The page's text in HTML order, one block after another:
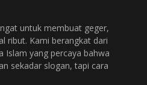
untuk membuat geger,
ribut. Kami berangkat dari
Islam yang percaya bahwa
sekadar slogan, tapi cara